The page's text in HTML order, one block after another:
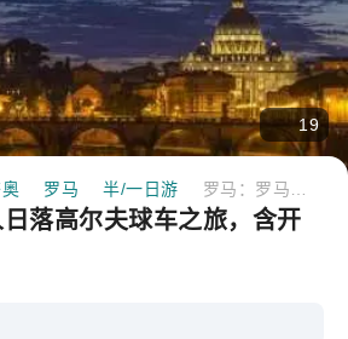
19
罗马 半/一日游
落高尔夫球车之旅，含开